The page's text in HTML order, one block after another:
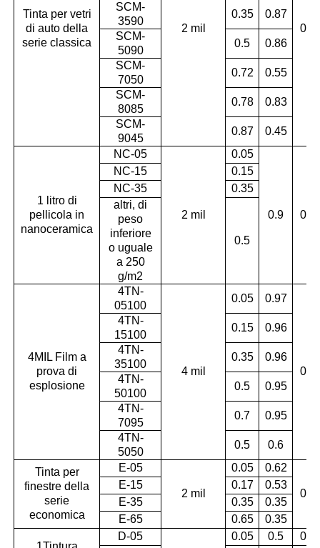
Tinta per vetri
di auto della
serie classica
2 mil
SCM-
3590
0.35
0.87
SCM-
5090
0.5
0.86
SCM-
7050
0.72
0.55
SCM-
8085
0.78
0.83
SCM-
9045
0.87 0.45
1 litro di
pellicola in
nanoceramica
NC-05
2 mil
0.05
0.9
NC-15
0.15
NC-35
0.35
altri, di
peso
inferiore
o uguale
a 250
g/m2
0.5
4MIL Film a
prova di
esplosione
4TN-
05100
4 mil
0.05 0.97
4TN-
15100
0.15
0.96
4TN-
35100
0.35
0.96
4TN-
50100
0.5
0.95
4TN-
7095
0.7
0.95
4TN-
5050
0.5 0.6
Tinta per
finestre della
serie
economica
E-05
2 mil
0.05 0.62
E-15 0.17
0.53
E-35
0.35
0.35
E-65
0.65 0.35
D-05
0.05 0.5